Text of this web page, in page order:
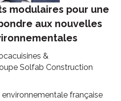
modulaires pour une
aux nouvelles
&
Solfab Construction
française